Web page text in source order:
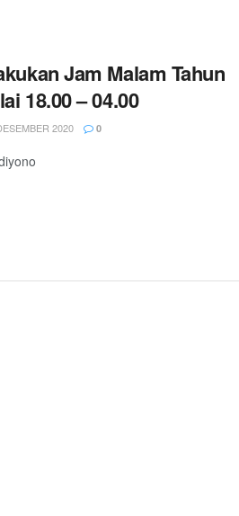
Jam Malam Tahun
18.00 – 04.00
2020 0